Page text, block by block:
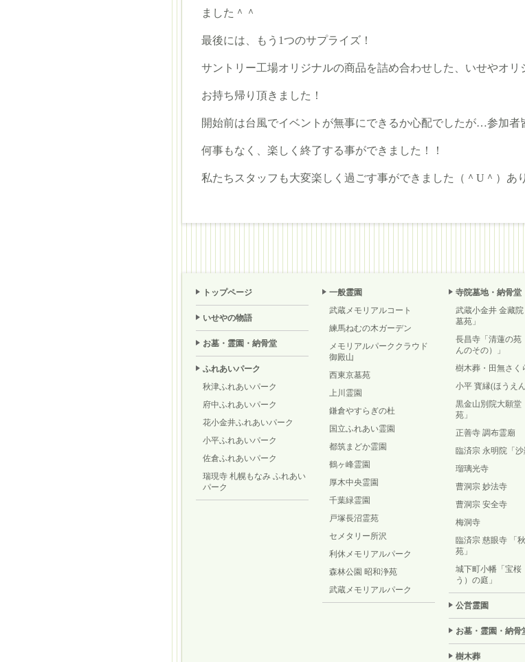
ました＾＾
最後には、もう1つのサプライズ！
サントリー工場オリジナルの商品を詰め合わせした、いせやオリ
お持ち帰り頂きました！
開始前は台風でイベントが無事にできるか心配でしたが…参加者
何事もなく、楽しく終了する事ができました！！
私たちスタッフも大変楽しく過ごす事ができました（＾U＾）あ
トップページ
いせやの物語
お墓・霊園・納骨堂
ふれあいパーク
秋津ふれあいパーク
府中ふれあいパーク
花小金井ふれあいパーク
小平ふれあいパーク
佐倉ふれあいパーク
瑞現寺 札幌もなみ ふれあい
パーク
一般霊園
武蔵メモリアルコート
練馬ねむの木ガーデン
メモリアルパーククラウド
御殿山
西東京墓苑
上川霊園
鎌倉やすらぎの杜
国立ふれあい霊園
都筑まどか霊園
鶴ヶ峰霊園
厚木中央霊園
千葉緑霊園
戸塚長沼霊苑
セメタリー所沢
利休メモリアルパーク
森林公園 昭和浄苑
武蔵メモリアルパーク
寺院墓地・納骨堂
武蔵小金井 金藏
墓苑」
長昌寺「清蓮の苑
んのその）」
樹木葬・田無さく
小平 寳縁(ほうえ
黒金山別院大願堂
苑」
正善寺 調布霊廟
臨済宗 永明院「沙
瑠璃光寺
曹洞宗 妙法寺
曹洞宗 安全寺
梅洞寺
臨済宗 慈眼寺 「
苑」
城下町小幡「宝桜
う）の庭」
公営霊園
お墓・霊園・納骨
樹木葬